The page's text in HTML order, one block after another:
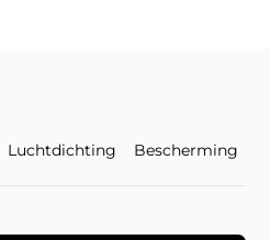
Luchtdichting Bescherming